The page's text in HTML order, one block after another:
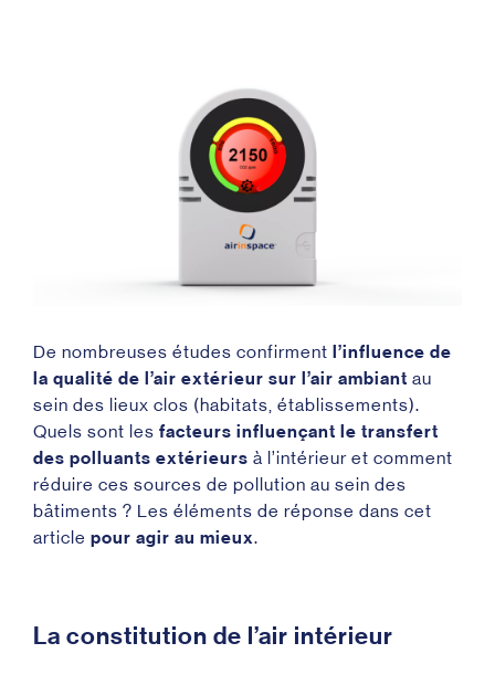
De nombreuses études confirment l’influence de
la qualité de l’air extérieur sur l’air ambiant au
sein des lieux clos (habitats, établissements).
Quels sont les facteurs influençant le transfert
des polluants extérieurs à l’intérieur et comment
réduire ces sources de pollution au sein des
bâtiments ? Les éléments de réponse dans cet
article pour agir au mieux.
La constitution de l’air intérieur